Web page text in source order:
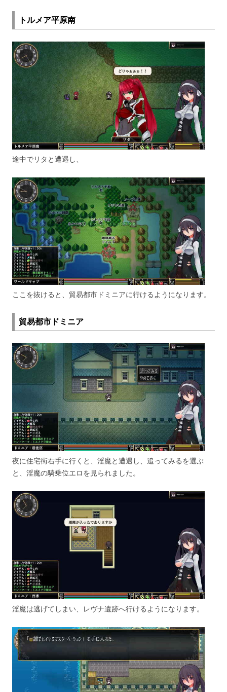
トルメア平原南
途中でリタと遭遇し、
ここを抜けると、貿易都市ドミニアに行けるようになります。
貿易都市ドミニア
夜に住宅街右手に行くと、淫魔と遭遇し、追ってみるを選ぶ
と、淫魔の騎乗位エロを見られました。
淫魔は逃げてしまい、レヴナ遺跡へ行けるようになります。